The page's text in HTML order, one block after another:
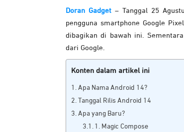
Doran Gadget– Tanggal 25
pengguna smartphone Google
dibagikan di bawah ini.
dari Google.
Konten dalam artikel ini
Apa Nama Android 14?
Tanggal Rilis Android 14
Apa yang Baru?
1. Magic Compose